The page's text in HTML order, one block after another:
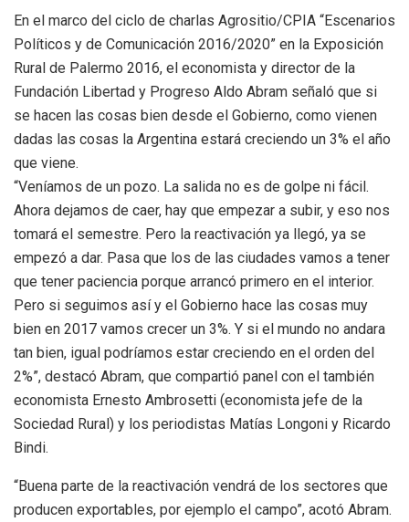
En el marco del ciclo de charlas Agrositio/CPIA “Escenarios
Políticos y de Comunicación 2016/2020” en la Exposición
Rural de Palermo 2016, el economista y director de la
Fundación Libertad y Progreso Aldo Abram señaló que si
se hacen las cosas bien desde el Gobierno, como vienen
dadas las cosas la Argentina estará creciendo un 3% el año
que viene.
“Veníamos de un pozo. La salida no es de golpe ni fácil.
Ahora dejamos de caer, hay que empezar a subir, y eso nos
tomará el semestre. Pero la reactivación ya llegó, ya se
empezó a dar. Pasa que los de las ciudades vamos a tener
que tener paciencia porque arrancó primero en el interior.
Pero si seguimos así y el Gobierno hace las cosas muy
bien en 2017 vamos crecer un 3%. Y si el mundo no andara
tan bien, igual podríamos estar creciendo en el orden del
2%”, destacó Abram, que compartió panel con el también
economista Ernesto Ambrosetti (economista jefe de la
Sociedad Rural) y los periodistas Matías Longoni y Ricardo
Bindi.
“Buena parte de la reactivación vendrá de los sectores que
producen exportables, por ejemplo el campo”, acotó Abram.